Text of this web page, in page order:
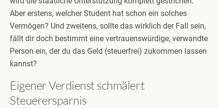
Aber erstens, welcher Student hat schon ein solches
Vermögen? Und zweitens, sollte das wirklich der Fall sein,
fällt dir doch bestimmt eine vertrauenswürdige, verwandte
Person ein, der du das Geld (steuerfrei) zukommen lassen
kannst?
Eigener Verdienst schmälert
Steuerersparnis